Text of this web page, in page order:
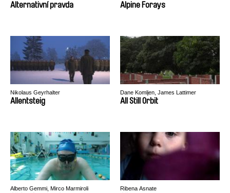
Alternativní pravda Alpine Forays
Nikolaus Geyrhalter
Allentsteig
Dane Komljen, James Lattimer
All Still Orbit
Alberto Gemmi, Mirco Marmiroli Ribena Asnate